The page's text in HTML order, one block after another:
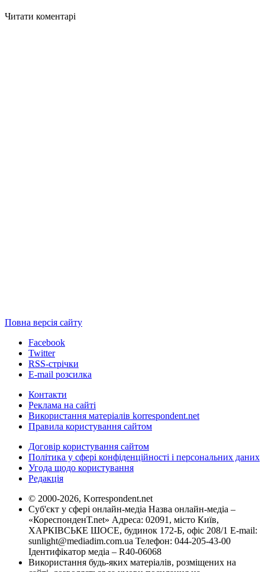
Читати коментарі
Повна версія сайту
Facebook
Twitter
RSS-стрічки
E-mail розсилка
Контакти
Реклама на сайті
Використання матеріалів korrespondent.net
Правила користування сайтом
Договір користування сайтом
Політика у сфері конфіденційності і персональних даних
Угода щодо користування
Редакція
© 2000-2026, Korrespondent.net
Суб'єкт у сфері онлайн-медіа Назва онлайн-медіа –
«КореспонденТ.net» Адреса: 02091, місто Київ,
ХАРКІВСЬКЕ ШОСЕ, будинок 172-Б, офіс 208/1 E-mail:
sunlight@mediadim.com.ua Телефон: 044-205-43-00
Ідентифікатор медіа – R40-06068
Використання будь-яких матеріалів, розміщених на